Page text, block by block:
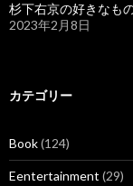
杉下右京の好きなも
2023年2月8日
カテゴリー
Book(124)
Eentertainment (29)